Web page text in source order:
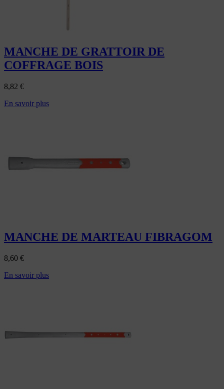
MANCHE DE GRATTOIR DE
COFFRAGE BOIS
8,82 €
En savoir plus
MANCHE DE MARTEAU FIBRAGOM
8,60 €
En savoir plus